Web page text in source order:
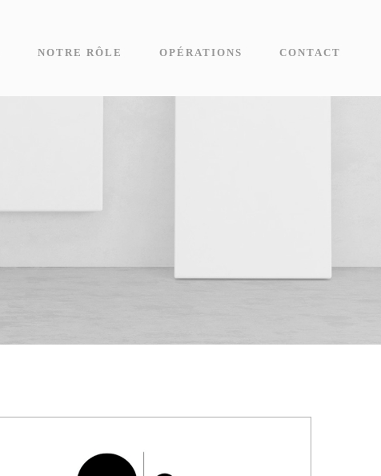
NOTRE RÔLE OPÉRATIONS CONTACT